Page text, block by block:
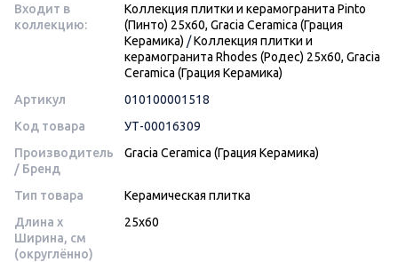
Входит в
коллекцию:
Коллекция плитки и керамогранита Pinto
(Пинто) 25х60, Gracia Ceramica (Грация
Керамика) /Коллекция плитки и
керамогранита Rhodes (Родес) 25х60, Gracia
Ceramica (Грация Керамика)
Артикул
010100001518
Код товара
УТ-00016309
Производитель
/ Бренд
Gracia Ceramica (Грация Керамика)
Тип товара
Керамическая плитка
Длина x
Ширина, см
(округлённо)
25x60